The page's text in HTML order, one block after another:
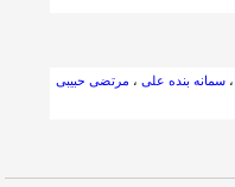
،سمانه بنده علی ، مرتضی حبیبی